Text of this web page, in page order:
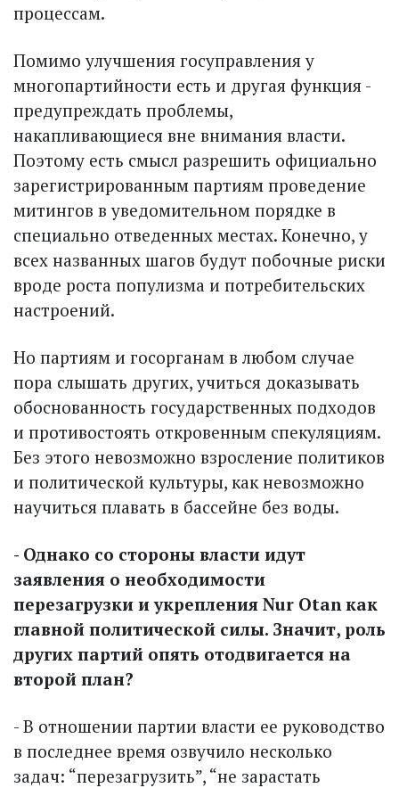
процессам.
Помимо улучшения госуправления у
многопартийности есть и другая функция -
предупреждать проблемы,
накапливающиеся вне внимания власти.
Поэтому есть смысл разрешить официально
зарегистрированным партиям проведение
митингов в уведомительном порядке в
специально отведенных местах. Конечно, у
всех названных шагов будут побочные риски
вроде роста популизма и потребительских
настроений.
Но партиям и госорганам в любом случае
пора слышать других, учиться доказывать
обоснованность государственных подходов
и противостоять откровенным спекуляциям.
Без этого невозможно взросление политиков
и политической культуры, как невозможно
научиться плавать в бассейне без воды.
- Однако со стороны власти идут
заявления о необходимости
перезагрузки и укрепления Nur Otan как
главной политической силы. Значит, роль
других партий опять отодвигается на
второй план?
- В отношении партии власти ее руководство
в последнее время озвучило несколько
задач: “перезагрузить”, “не зарастать